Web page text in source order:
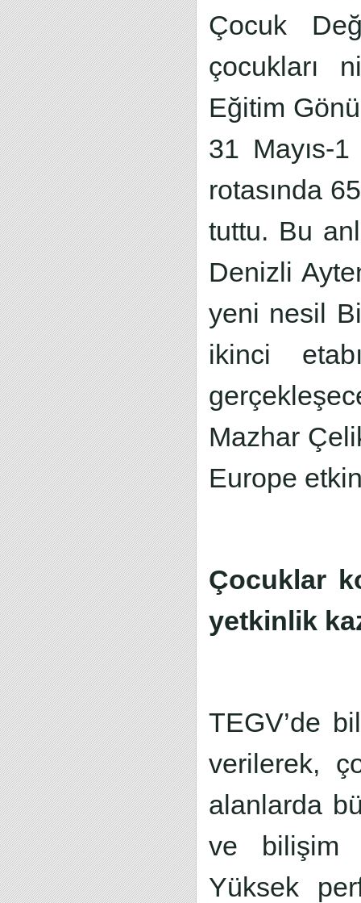
Çocuk
çocukları
Eğitim
31 Mayıs-
rotasında
tuttu. Bu
Denizli
yeni nesil
ikinci
Mazhar
Europe
Çocuklar
yetkinlik
TEGV’de
verilerek,
alanlarda
ve bilişim
Yüksek